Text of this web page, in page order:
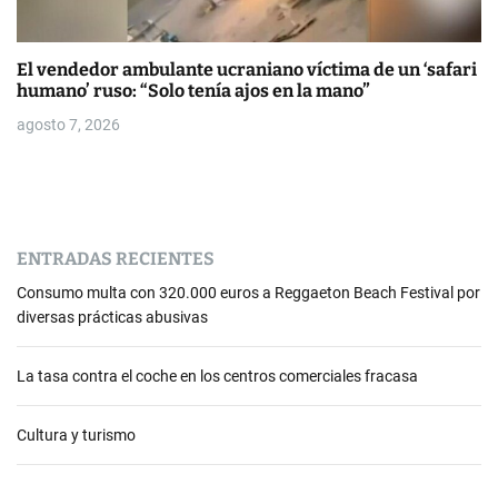
El vendedor ambulante ucraniano víctima de un ‘safari
humano’ ruso: “Solo tenía ajos en la mano”
agosto 7, 2026
ENTRADAS RECIENTES
Consumo multa con 320.000 euros a Reggaeton Beach Festival por
diversas prácticas abusivas
La tasa contra el coche en los centros comerciales fracasa
Cultura y turismo